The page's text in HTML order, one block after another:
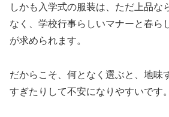
しかも入学式の服装は、ただ上品な
なく、学校行事らしいマナーと春ら
が求められます。
だからこそ、何となく選ぶと、地味
すぎたりして不安になりやすいです。